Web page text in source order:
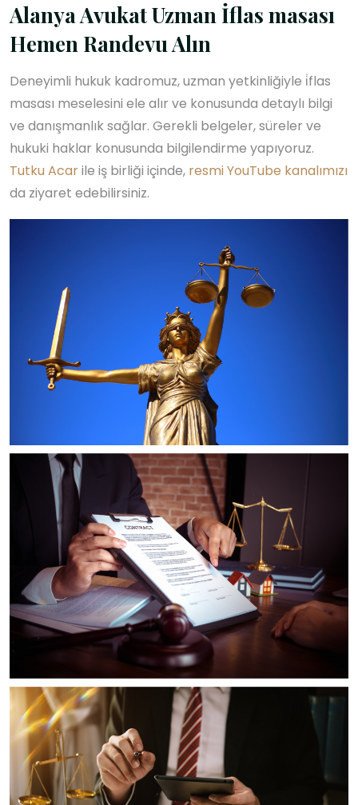
Alanya Avukat Uzman İflas masası
Hemen Randevu Alın
Deneyimli hukuk kadromuz, uzman yetkinliğiyle i̇flas
masası meselesini ele alır ve konusunda detaylı bilgi
ve danışmanlık sağlar. Gerekli belgeler, süreler ve
hukuki haklar konusunda bilgilendirme yapıyoruz.
Tutku Acarile iş birliği içinde, resmi YouTube kanalımızı
da ziyaret edebilirsiniz.